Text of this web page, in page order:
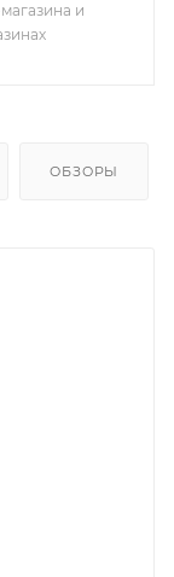
и
ОБЗОРЫ